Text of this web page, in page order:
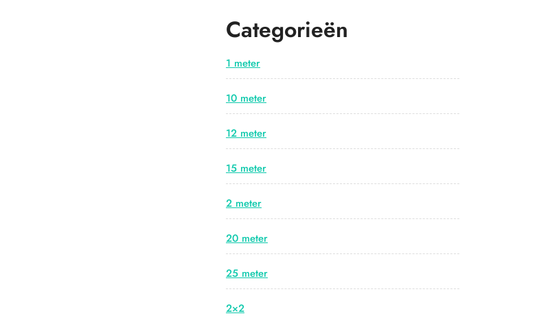
Categorieën
1 meter
10 meter
12 meter
15 meter
2 meter
20 meter
25 meter
2×2